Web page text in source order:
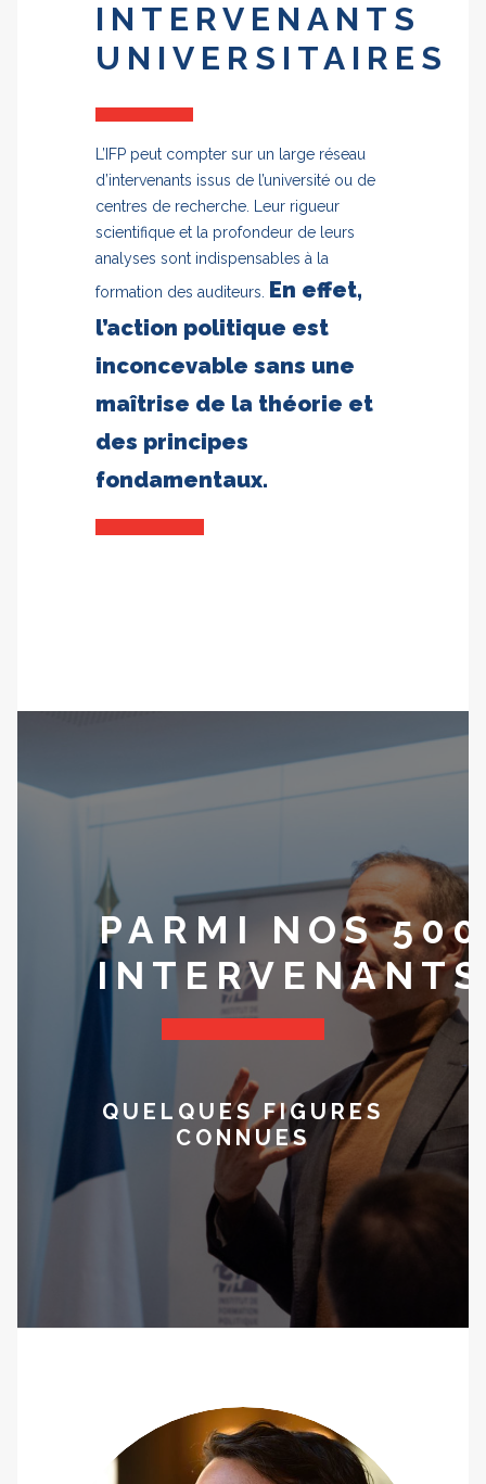
INTERVENANTS
UNIVERSITAIRES
L’IFP peut compter sur un large réseau
d’intervenants issus de l’université ou de
centres de recherche. Leur rigueur
scientifique et la profondeur de leurs
analyses sont indispensables à la
formation des auditeurs. En effet,
l’action politique est
inconcevable sans une
maîtrise de la théorie et
des principes
fondamentaux.
PARMI NOS 500
INTERVENANTS
QUELQUES FIGURES
CONNUES